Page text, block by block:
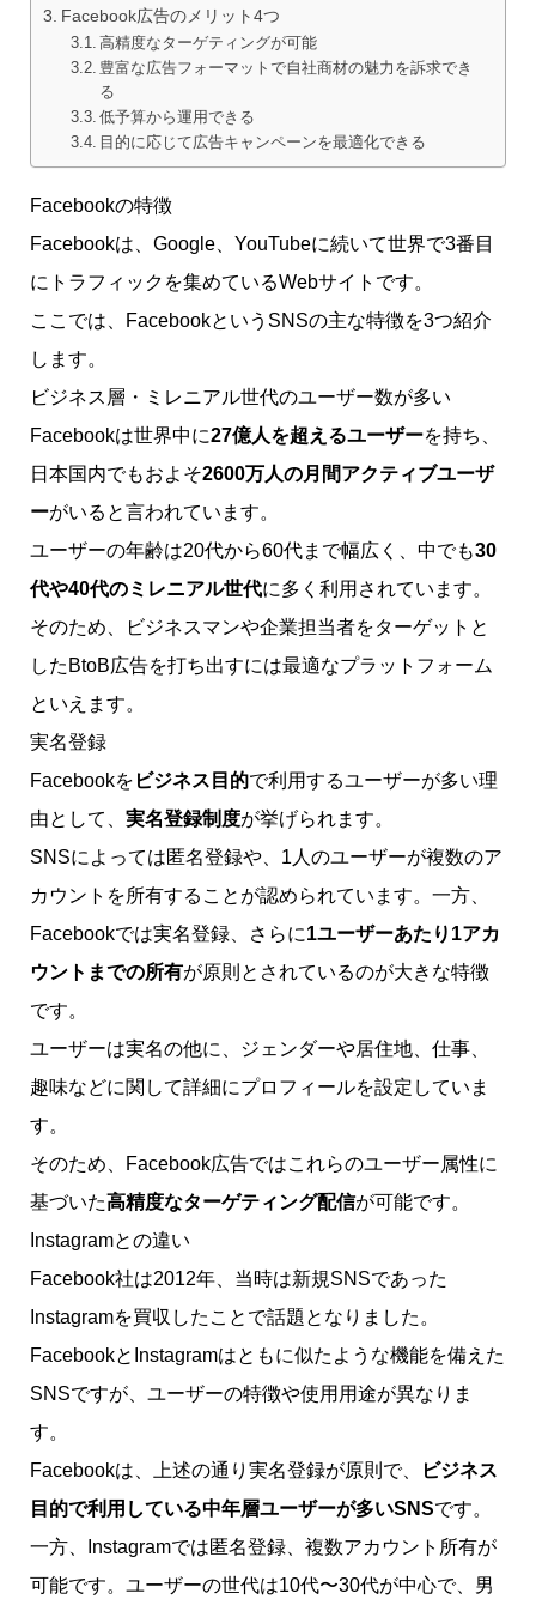
Facebook広告のメリット4つ
高精度なターゲティングが可能
豊富な広告フォーマットで自社商材の魅力を訴求でき
る
低予算から運用できる
目的に応じて広告キャンペーンを最適化できる
Facebookの特徴
Facebookは、Google、YouTubeに続いて世界で3番目
にトラフィックを集めているWebサイトです。
ここでは、FacebookというSNSの主な特徴を3つ紹介
します。
ビジネス層・ミレニアル世代のユーザー数が多い
Facebookは世界中に27億人を超えるユーザーを持ち、
日本国内でもおよそ2600万人の月間アクティブユーザ
ーがいると言われています。
ユーザーの年齢は20代から60代まで幅広く、中でも30
代や40代のミレニアル世代に多く利用されています。
そのため、ビジネスマンや企業担当者をターゲットと
したBtoB広告を打ち出すには最適なプラットフォーム
といえます。
実名登録
Facebookを ビジネス目的で利用するユーザーが多い理
由として、 実名登録制度が挙げられます。
SNSによっては匿名登録や、1人のユーザーが複数のア
カウントを所有することが認められています。一方、
Facebookでは実名登録、さらに1ユーザーあたり1アカ
ウントまでの所有が原則とされているのが大きな特徴
です。
ユーザーは実名の他に、ジェンダーや居住地、仕事、
趣味などに関して詳細にプロフィールを設定していま
す。
そのため、Facebook広告ではこれらのユーザー属性に
基づいた高精度なターゲティング配信が可能です。
Instagramとの違い
Facebook社は2012年、当時は新規SNSであった
Instagramを買収したことで話題となりました。
FacebookとInstagramはともに似たような機能を備えた
SNSですが、ユーザーの特徴や使用用途が異なりま
す。
Facebookは、上述の通り実名登録が原則で、
ビジネス
目的で利用している中年層ユーザーが多いSNSです。
一方、Instagramでは匿名登録、複数アカウント所有が
可能です。ユーザーの世代は10代〜30代が中心で、男